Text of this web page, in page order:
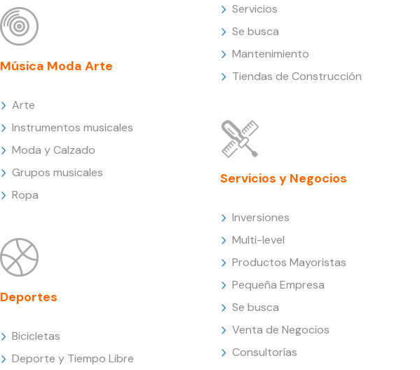
Música Moda Arte
Arte
Instrumentos musicales
Moda y Calzado
Grupos musicales
Ropa
Deportes
Bicicletas
Deporte y Tiempo Libre
Servicios
Se busca
Mantenimiento
Tiendas de Construcción
Servicios y Negocios
Inversiones
Multi-level
Productos Mayoristas
Pequeña Empresa
Se busca
Venta de Negocios
Consultorías